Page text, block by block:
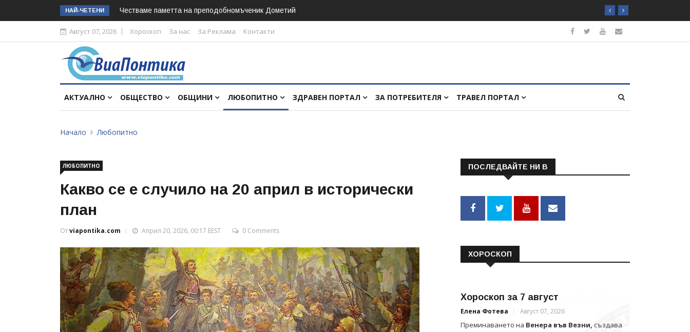
НАЙ-ЧЕТЕНИ Честваме паметта на преподобномъченик Дометий
Август 07, 2026 Хороскоп За нас За Реклама Контакти
АКТУАЛНО ОБЩЕСТВО ОБЩИНИ ЛЮБОПИТНО ЗДРАВЕН ПОРТАЛ ЗА ПОТРЕБИТЕЛЯ ТРАВЕЛ ПОРТАЛ
Начало Любопитно
ЛЮБОПИТНО
Какво се е случило на 20 април в исторически
план
Отviapontika.com Април 20, 2026, 00:17 EEST 0 Comments
ПОСЛЕДВАЙТЕ НИ В
ХОРОСКОП
Хороскоп за 7 август
Елена Фотева Август 07, 2026
Преминаването на Венера във Везни, създава